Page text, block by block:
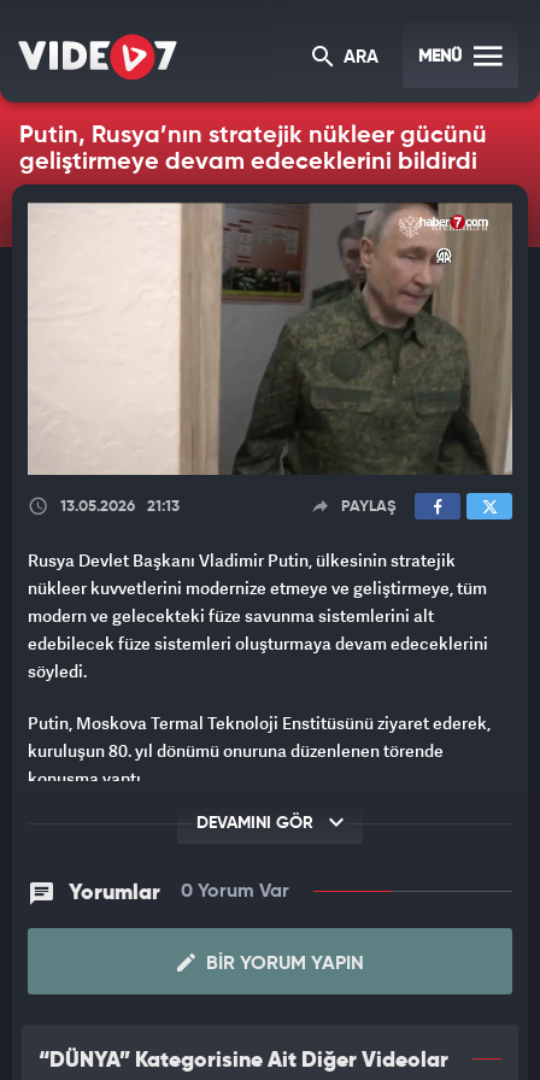
ARA MENÜ
Putin, Rusya’nın stratejik nükleer gücünü
geliştirmeye devam edeceklerini bildirdi
13.05.2026 21:13 PAYLAŞ
Rusya Devlet Başkanı Vladimir Putin, ülkesinin stratejik
nükleer kuvvetlerini modernize etmeye ve geliştirmeye, tüm
modern ve gelecekteki füze savunma sistemlerini alt
edebilecek füze sistemleri oluşturmaya devam edeceklerini
söyledi.
Putin, Moskova Termal Teknoloji Enstitüsünü ziyaret ederek,
kuruluşun 80. yıl dönümü onuruna düzenlenen törende
konuşma yaptı.
Enstitü çalışanlarının Rusya’nın savunmasını güçlendirmeye
gelecek onlarca yıl için füze sistemleri okulu kurduğunu dile
getirdi.
Bu kurumun, kara ve denizde konuşlandırılan, katı yakıtlı
nükleer füze sistemlerinin önde gelen yerli geliştiricisi
kurumlarının birlikte çalışmasıyla dünya çapında bilinen
DEVAMINI GÖR
Yorumlar 0 Yorum Var
BIR YORUM YAPIN
“DÜNYA” Kategorisine Ait Diğer Videolar